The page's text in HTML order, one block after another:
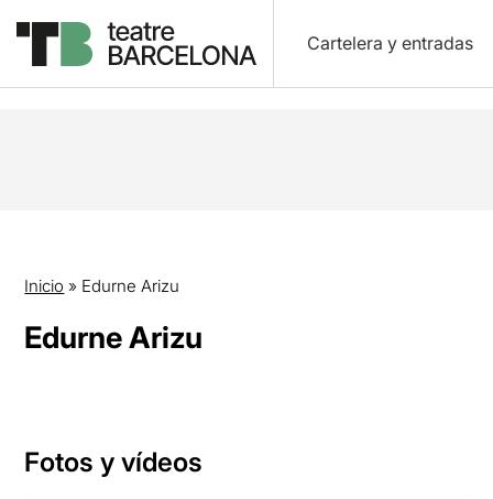
Cartelera y entradas
Inicio » Edurne Arizu
Edurne Arizu
Fotos y vídeos